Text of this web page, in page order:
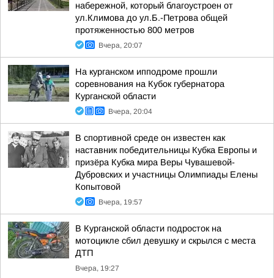
набережной, который благоустроен от
ул.Климова до ул.Б.-Петрова общей
протяженностью 800 метров
Вчера, 20:07
На курганском ипподроме прошли
соревнования на Кубок губернатора
Курганской области
Вчера, 20:04
В спортивной среде он известен как
наставник победительницы Кубка Европы и
призёра Кубка мира Веры Чувашевой-
Дубровских и участницы Олимпиады Елены
Копытовой
Вчера, 19:57
В Курганской области подросток на
мотоцикле сбил девушку и скрылся с места
ДТП
Вчера, 19:27